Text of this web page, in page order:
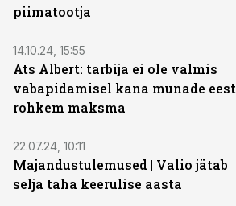
piimatootja
14.10.24, 15:55
Ats Albert: tarbija ei ole valmis
vabapidamisel kana munade eest
rohkem maksma
22.07.24, 10:11
Majandustulemused | Valio jätab
selja taha keerulise aasta